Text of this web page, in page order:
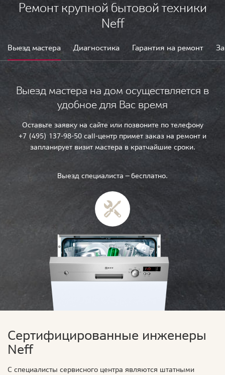
Ремонт крупной бытовой техники
Neff
Выезд мастера Диагностика Гарантия на ремонт
Выезд мастера на дом осуществляется в
удобное для Вас время
Оставьте заявку на сайте или позвоните по телефону
+7 (495) 137-98-50 call-центр примет заказ на ремонт и
запланирует визит мастера в кратчайшие сроки.
Выезд специалиста — бесплатно.
Сертифицированные инженеры
Neff
С специалисты сервисного центра являются штатными